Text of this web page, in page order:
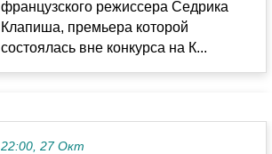
французского режиссера Седрика
Клапиша, премьера которой
состоялась вне конкурса на К...
22:00, 27 Окт